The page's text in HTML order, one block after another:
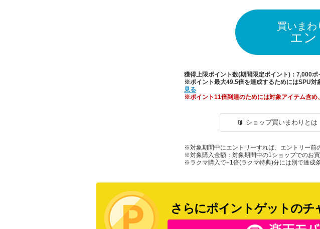
買いま
エン
獲得上限ポイント数(期間限定ポイント)：7,000
※ポイント最大49.5倍を達成するためにはSPU対
見る
※ポイント11倍到達のためには対象アイテム含め
ショップ買いまわりとは
※対象期間中にエントリーすれば、エントリー前
※対象購入金額：対象期間中の1ショップでのお
※ラクマ購入で+1倍(ラクマ特典)分には別で達成
さらにポイントゲットのチ